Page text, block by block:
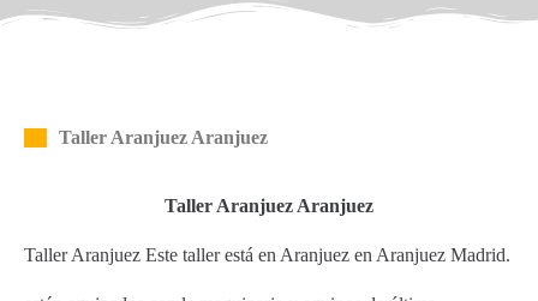
Taller Aranjuez Aranjuez
Taller Aranjuez Aranjuez
Taller Aranjuez Este taller está en Aranjuez en Aranjuez Madrid.